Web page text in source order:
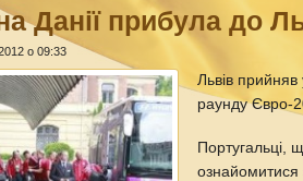
Данії прибула до
о 09:33
Львів прийняв
раунду Євро-
Португальці,
ознайомитися